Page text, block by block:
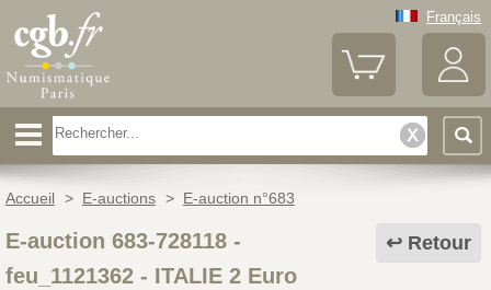
Français
Accueil > E-auctions > E-auction n°683
Retour
E-auction 683-728118 -
feu_1121362- ITALIE 2 Euro